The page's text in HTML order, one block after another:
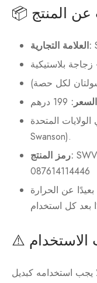
عن المنتج
العلامة التجارية:
السعر:
المتحدة (وفقًا لمعايير الجودة
Swanson).
رمز المنتج:
087614114446
عن الحرارة
الاستخدام
يجب استخدامه كبديل